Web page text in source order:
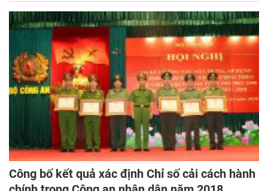
Công bố kết quả xác định Chỉ số cải cách hành